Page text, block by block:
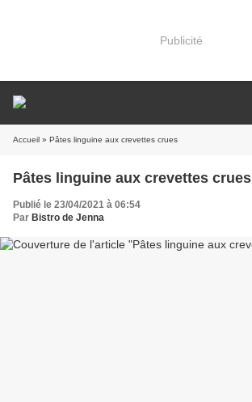
Publicité
Accueil » Pâtes linguine aux crevettes crues
Pâtes linguine aux crevettes crues
Publié le 23/04/2021 à 06:54
Par Bistro de Jenna